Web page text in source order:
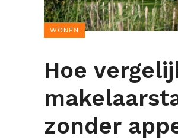
WONEN
Hoe
zonder